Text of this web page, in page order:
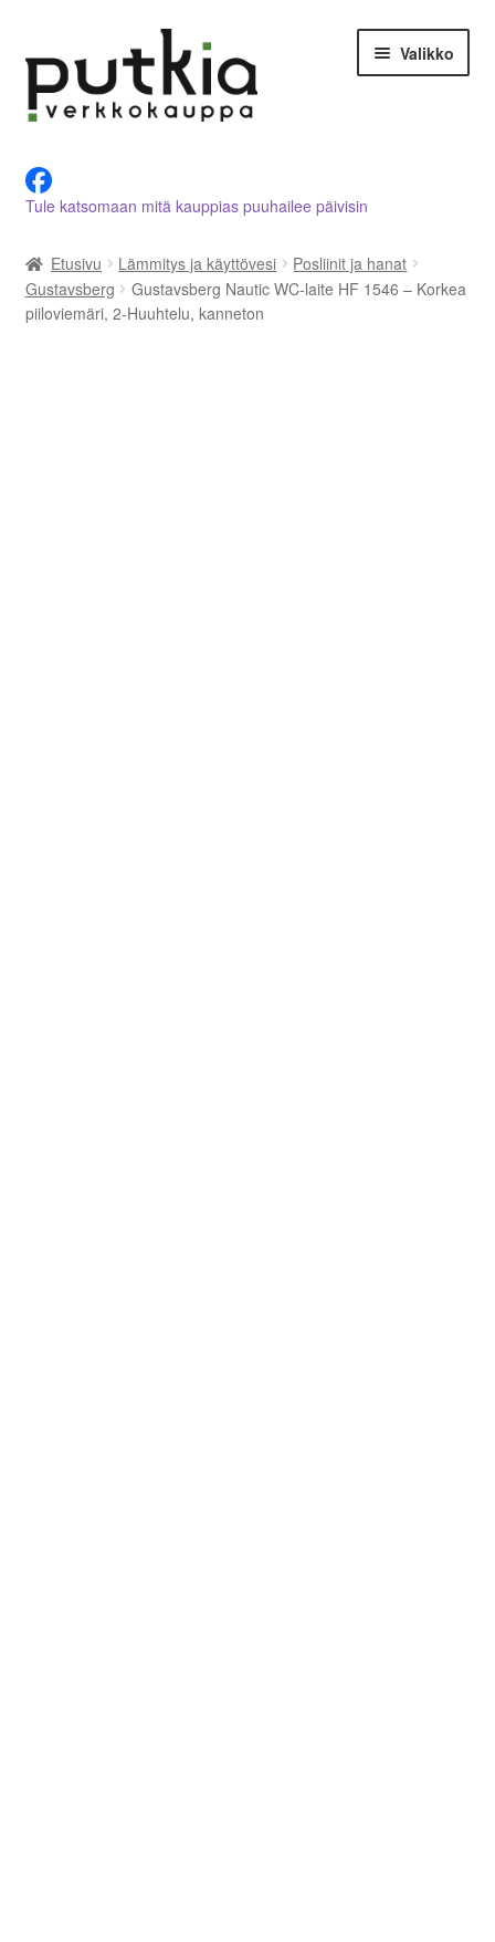
navigointiin
sisältöön
Valikko
Tietoja meistä
Asiakastilini
Ostoskori
Tule katsomaan mitä kauppias puuhailee päivisin
Etusivu Lämmitys ja käyttövesi
Posliinit ja hanat
Gustavsberg
Gustavsberg Nautic WC-laite HF 1546 – Korkea
piiloviemäri, 2-Huuhtelu, kanneton